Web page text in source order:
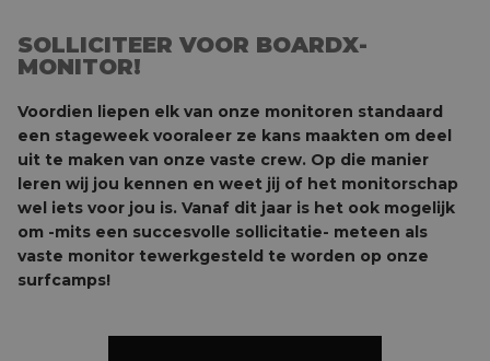
SOLLICITEER VOOR BOARDX-
MONITOR!
Voordien liepen elk van onze monitoren standaard
een stageweek vooraleer ze kans maakten om deel
uit te maken van onze vaste crew. Op die manier
leren wij jou kennen en weet jij of het monitorschap
wel iets voor jou is. Vanaf dit jaar is het ook mogelijk
om -mits een succesvolle sollicitatie- meteen als
vaste monitor tewerkgesteld te worden op onze
surfcamps!